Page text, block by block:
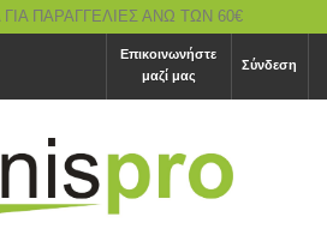
Σύνδεση
Επικοινωνήστε
μαζί μας